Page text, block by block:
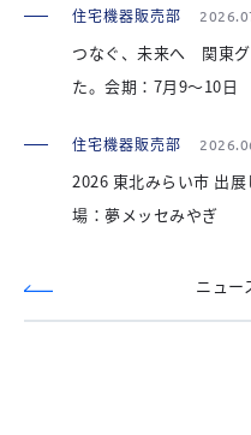
住宅機器販売部
つなぐ、未来へ 関東
た。会期：7月9～10日
住宅機器販売部
2026 東北みらい市 出
場：夢メッセみやぎ
ニュー